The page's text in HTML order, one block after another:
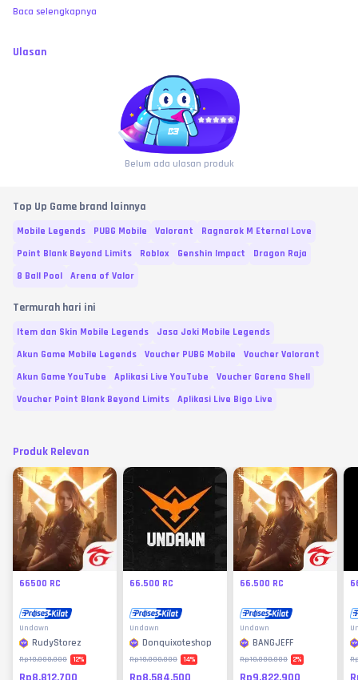
Baca selengkapnya
Ulasan
Belum ada ulasan produk
Top Up Game brand lainnya
Mobile Legends PUBG Mobile Valorant
Ragnarok M Eternal Love
Point Blank Beyond Limits
Roblox Genshin Impact
Dragon Raja
8 Ball Pool
Arena of Valor
Termurah hari ini
Item dan Skin Mobile Legends
Jasa Joki Mobile Legends
Akun Game Mobile Legends
Voucher PUBG Mobile
Voucher Valorant
Akun Game YouTube
Aplikasi Live YouTube
Voucher Garena Shell
Voucher Point Blank Beyond Limits
Aplikasi Live Bigo Live
Produk Relevan
66500 RC
Undawn
RudyStorez
Rp10.000.000 12%
66.500 RC
Undawn
Donquixoteshop
Rp10.000.000 14%
66.500 RC
Undawn
BANGJEFF
Rp10.000.000 2%